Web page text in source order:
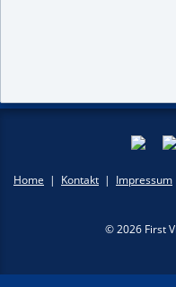
Home | Kontakt | Impressum
© 2026 First